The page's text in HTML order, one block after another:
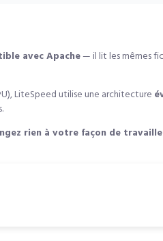
avec Apache— il lit les mêmes
LiteSpeed utilise une architecture
rien à votre façon de